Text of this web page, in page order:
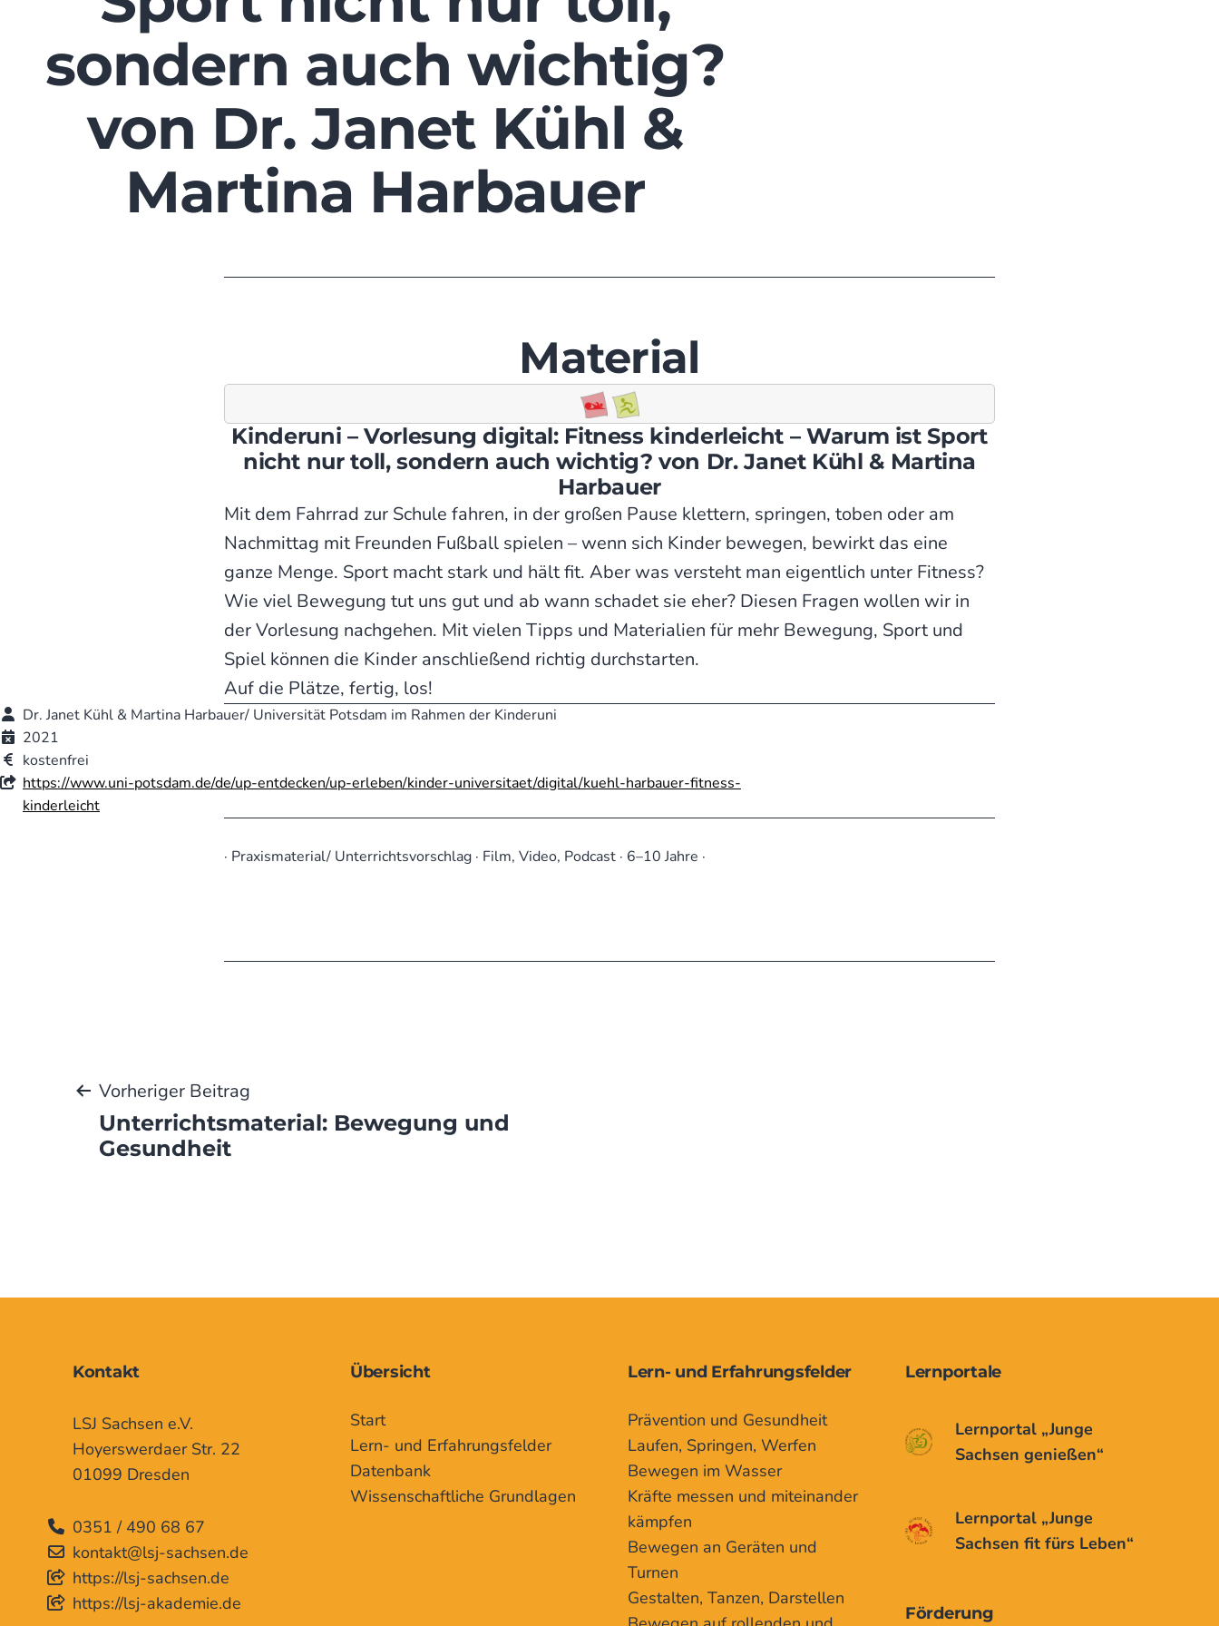
sondern auch wichtig?
von Dr. Janet Kühl &
Martina Harbauer
Material
Kinderuni – Vorlesung digital: Fitness kinderleicht – Warum ist Sport
nicht nur toll, sondern auch wichtig? von Dr. Janet Kühl & Martina
Harbauer
Mit dem Fahrrad zur Schule fahren, in der großen Pause klettern, springen, toben oder am
Nachmittag mit Freunden Fußball spielen – wenn sich Kinder bewegen, bewirkt das eine
ganze Menge. Sport macht stark und hält fit. Aber was versteht man eigentlich unter Fitness?
Wie viel Bewegung tut uns gut und ab wann schadet sie eher? Diesen Fragen wollen wir in
der Vorlesung nachgehen. Mit vielen Tipps und Materialien für mehr Bewegung, Sport und
Spiel können die Kinder anschließend richtig durchstarten.
Auf die Plätze, fertig, los!
Dr. Janet Kühl & Martina Harbauer/ Universität Potsdam im Rahmen der Kinderuni
2021
kostenfrei
https://www.uni-potsdam.de/de/up-entdecken/up-erleben/kinder-universitaet/digital/kuehl-harbauer-fitness-
kinderleicht
· Praxismaterial/ Unterrichtsvorschlag · Film, Video, Podcast · 6–10 Jahre ·
Beitragsnavigation
Vorheriger Beitrag
Unterrichtsmaterial: Bewegung und
Gesundheit
Kontakt
LSJ Sachsen e.V.
Hoyerswerdaer Str. 22
01099 Dresden
0351 / 490 68 67
kontakt@lsj-sachsen.de
https://lsj-sachsen.de
https://lsj-akademie.de
Übersicht
Start
Lern- und Erfahrungsfelder
Datenbank
Wissenschaftliche Grundlagen
Lern- und Erfahrungsfelder
Prävention und Gesundheit
Laufen, Springen, Werfen
Bewegen im Wasser
Kräfte messen und miteinander
kämpfen
Bewegen an Geräten und
Turnen
Gestalten, Tanzen, Darstellen
Lernportale
Lernportal „Junge
Sachsen genießen“
Lernportal „Junge
Sachsen fit fürs Leben“
Förderung